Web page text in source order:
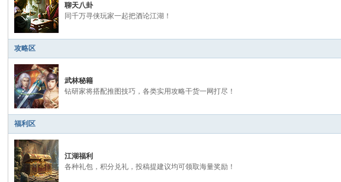
聊天八卦
同千万寻侠玩家一起把酒论江湖！
攻略区
武林秘籍
钻研家将搭配推图技巧，各类实用攻略干货一网打尽！
福利区
江湖福利
各种礼包，积分兑礼，投稿提建议均可领取海量奖励！